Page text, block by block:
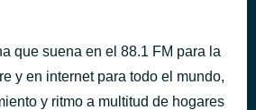
que suena en el 88.1 FM para la
y en internet para todo el mundo,
y ritmo a multitud de hogares